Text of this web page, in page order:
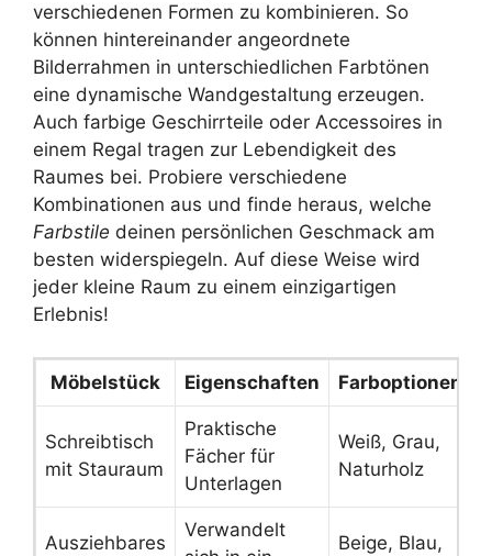
verschiedenen Formen zu kombinieren. So
können hintereinander angeordnete
Bilderrahmen in unterschiedlichen Farbtönen
eine dynamische Wandgestaltung erzeugen.
Auch farbige Geschirrteile oder Accessoires in
einem Regal tragen zur Lebendigkeit des
Raumes bei. Probiere verschiedene
Kombinationen aus und finde heraus, welche
Farbstile deinen persönlichen Geschmack am
besten widerspiegeln. Auf diese Weise wird
jeder kleine Raum zu einem einzigartigen
Erlebnis!
Möbelstück Eigenschaften Farboptionen
Schreibtisch
mit Stauraum
Praktische
Fächer für
Unterlagen
Weiß, Grau,
Naturholz
Ausziehbares
Verwandelt
Beige, Blau,